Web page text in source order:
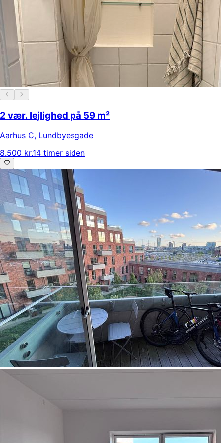
2 vær. lejlighed på 59 m²
Aarhus C, Lundbyesgade
8.500 kr.14 timer siden